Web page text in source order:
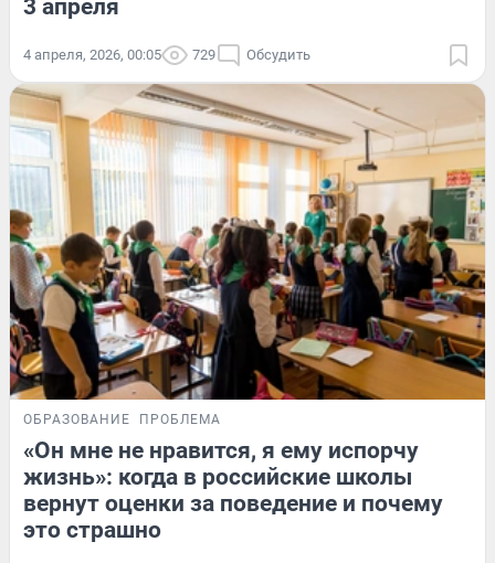
3 апреля
4 апреля, 2026, 00:05 729 Обсудить
ОБРАЗОВАНИЕ ПРОБЛЕМА
«Он мне не нравится, я ему испорчу
жизнь»: когда в российские школы
вернут оценки за поведение и почему
это страшно